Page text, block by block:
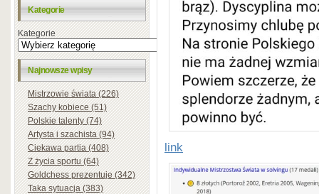
Kategorie
Kategorie
Najnowsze wpisy
Mistrzowie świata (226)
Szachy kobiece (51)
Polskie talenty (74)
Artysta i szachista (94)
Ciekawa partia (408)
Z życia sportu (64)
Goldchess prezentuje (342)
Taka sytuacja (383)
link